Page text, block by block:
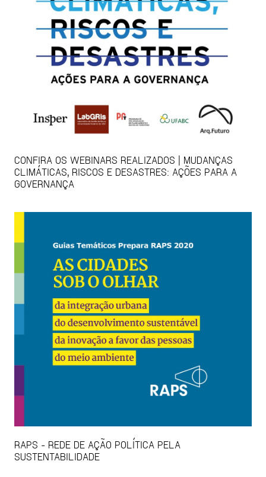
CONFIRA OS WEBINARS REALIZADOS | MUDANÇAS
CLIMÁTICAS, RISCOS E DESASTRES: AÇÕES PARA A
GOVERNANÇA
RAPS - REDE DE AÇÃO POLÍTICA PELA
SUSTENTABILIDADE